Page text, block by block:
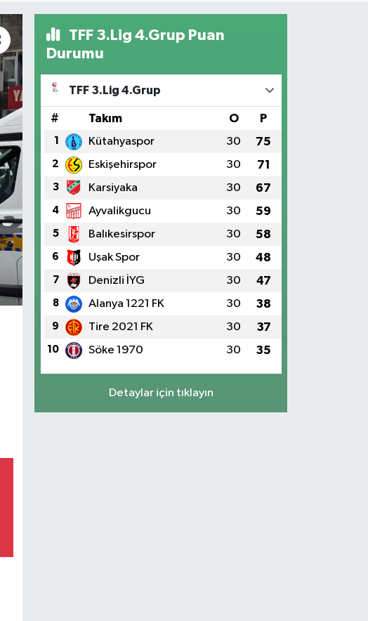
TFF 3.Lig 4.Grup Puan
Durumu
TFF 3.Lig 4.Grup
# Takım O P
1 Kütahyaspor 30 75
2 Eskişehirspor 30 71
3 Karsiyaka 30 67
4 Ayvalikgucu 30 59
5 Balıkesirspor 30 58
6 Uşak Spor 30 48
7 Denizli İYG 30 47
8 Alanya 1221 FK 30 38
9 Tire 2021 FK 30 37
10 Söke 1970 30 35
Detaylar için tıklayın